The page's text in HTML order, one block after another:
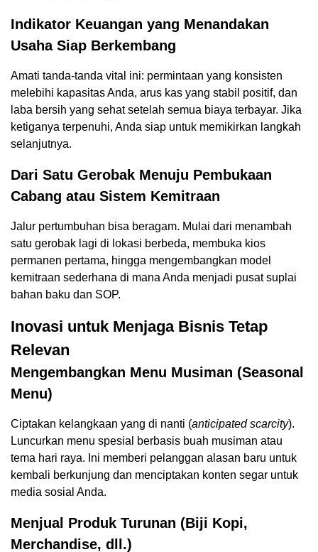
Indikator Keuangan yang Menandakan
Usaha Siap Berkembang
Amati tanda-tanda vital ini: permintaan yang konsisten
melebihi kapasitas Anda, arus kas yang stabil positif, dan
laba bersih yang sehat setelah semua biaya terbayar. Jika
ketiganya terpenuhi, Anda siap untuk memikirkan langkah
selanjutnya.
Dari Satu Gerobak Menuju Pembukaan
Cabang atau Sistem Kemitraan
Jalur pertumbuhan bisa beragam. Mulai dari menambah
satu gerobak lagi di lokasi berbeda, membuka kios
permanen pertama, hingga mengembangkan model
kemitraan sederhana di mana Anda menjadi pusat suplai
bahan baku dan SOP.
Inovasi untuk Menjaga Bisnis Tetap
Relevan
Mengembangkan Menu Musiman (Seasonal
Menu)
Ciptakan kelangkaan yang di nanti (anticipated scarcity).
Luncurkan menu spesial berbasis buah musiman atau
tema hari raya. Ini memberi pelanggan alasan baru untuk
kembali berkunjung dan menciptakan konten segar untuk
media sosial Anda.
Menjual Produk Turunan (Biji Kopi,
Merchandise, dll.)